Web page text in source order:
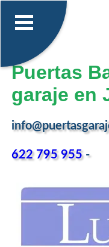
Puertas
garaje en
622 795 955-